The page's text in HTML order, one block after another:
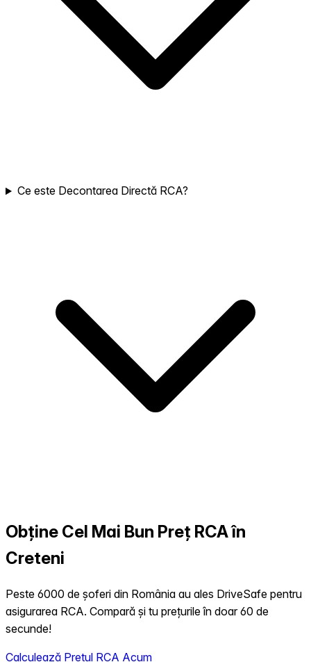
Ce este Decontarea Directă RCA?
Obține Cel Mai Bun Preț RCA în
Creteni
Peste 6000 de șoferi din România au ales DriveSafe pentru
asigurarea RCA. Compară și tu prețurile în doar 60 de
secunde!
Calculează Prețul RCA Acum